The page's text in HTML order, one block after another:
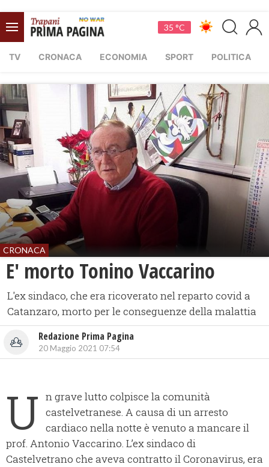
35 °C
TV CRONACA ECONOMIA SPORT POLITICA
CRONACA
E' morto Tonino Vaccarino
L'ex sindaco, che era ricoverato nel reparto covid a
Catanzaro, morto per le conseguenze della malattia
Redazione Prima Pagina
20 Maggio 2021 07:54
U n grave lutto colpisce la comunità
castelvetranese. A causa di un arresto
cardiaco nella notte è venuto a mancare il
prof. Antonio Vaccarino. L’ex sindaco di
Castelvetrano che aveva contratto il Coronavirus, era